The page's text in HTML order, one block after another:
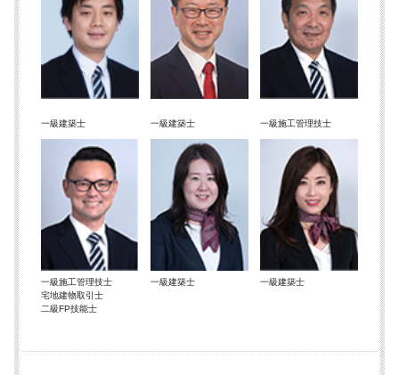
一級建築士 一級建築士 一級施工管理技士
一級施工管理技士
宅地建物取引士
二級FP技能士
一級建築士 一級建築士